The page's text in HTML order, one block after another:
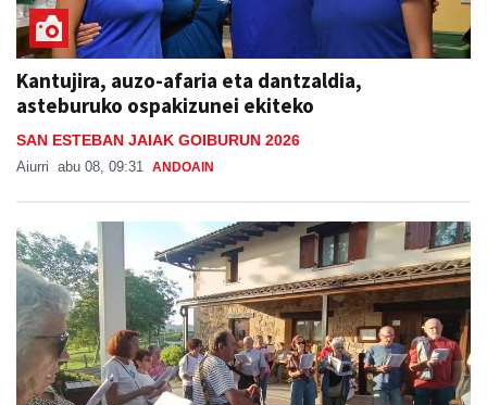
Kantujira, auzo-afaria eta dantzaldia,
asteburuko ospakizunei ekiteko
SAN ESTEBAN JAIAK GOIBURUN 2026
Aiurri abu 08, 09:31 ANDOAIN